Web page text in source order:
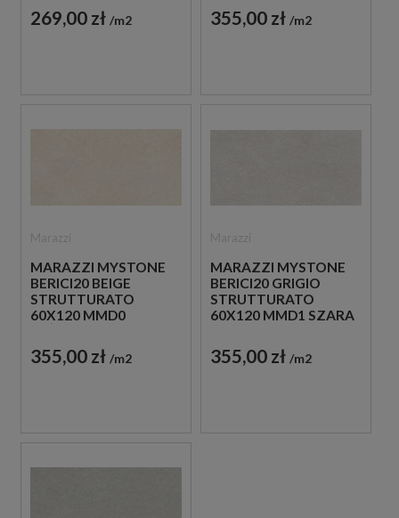
STRUKTURALNA
IMITUJĄCA KAMIEŃ
269,00 zł m2
20 MM
355,00 zł m2
MARAZZI MYSTONE
BERICI20 BEIGE
STRUTTURATO
60X120 MMD0
TARASOWA 20 MM
355,00 zł m2
MARAZZI MYSTONE
BERICI20 GRIGIO
STRUTTURATO
60X120 MMD1 SZARA
20 MM
355,00 zł m2